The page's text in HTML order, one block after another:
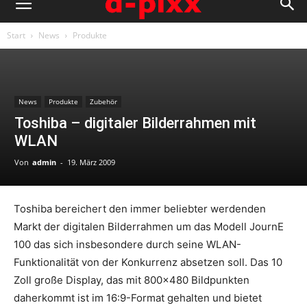
Start News Produkte
News Produkte Zubehör
Toshiba – digitaler Bilderrahmen mit
WLAN
Von admin - 19. März 2009
Toshiba bereichert den immer beliebter werdenden
Markt der digitalen Bilderrahmen um das Modell JournE
100 das sich insbesondere durch seine WLAN-
Funktionalität von der Konkurrenz absetzen soll. Das 10
Zoll große Display, das mit 800×480 Bildpunkten
daherkommt ist im 16:9-Format gehalten und bietet